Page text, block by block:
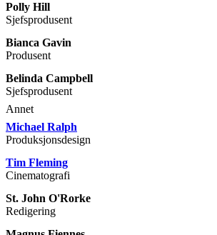
Polly Hill
Sjefsprodusent
Bianca Gavin
Produsent
Belinda Campbell
Sjefsprodusent
Annet
Michael Ralph
Produksjonsdesign
Tim Fleming
Cinematografi
St. John O'Rorke
Redigering